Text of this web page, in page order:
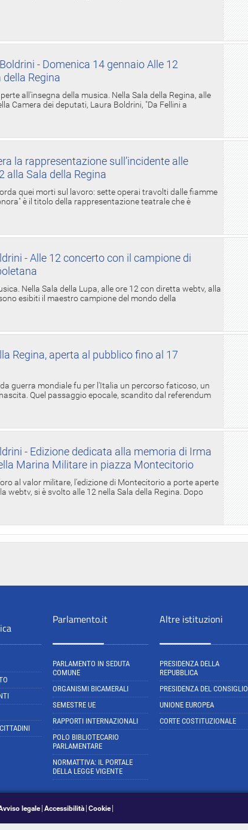
- Domenica 14 gennaio Alle 12
Regina
all'insegna della musica. Nella Sala della Regina, alle
Camera dei deputati, Laura Boldrini, "Da Fellini a
la rappresentazione sull’incidente alle
alla Sala della Regina
quei morti sul lavoro: sette operai travolti dalle fiamme
è il titolo della rappresentazione teatrale che è
- Alle 12 concerto con il campione di
Nella Sala della Lupa, alle ore 12 con diretta webtv, alla
esibiti il maestro campione del mondo della
Regina, aperta al pubblico fino al 17
guerra mondiale fu per l'Italia un percorso faticoso, un
Quel passaggio epocale, scandito dal referendum
- Edizione dedicata alla memoria di Irma
Marina Militare in piazza Montecitorio
al valor militare, l'edizione di Montecitorio a porte aperte
si è svolto alle 12 nella Sala della Regina. Dopo
Parlamento.it
PARLAMENTO IN SEDUTA
COMUNE
ORGANISMI BICAMERALI
SEMESTRE UE
RAPPORTI INTERNAZIONALI
POLO BIBLIOTECARIO
PARLAMENTARE
NORMATTIVA: IL PORTALE
DELLA LEGGE VIGENTE
Altre istituzioni
PRESIDENZA DELLA
REPUBBLICA
PRESIDENZA DEL CONSIGLIO
UNIONE EUROPEA
CORTE COSTITUZIONALE
legale Accessibilità Cookie